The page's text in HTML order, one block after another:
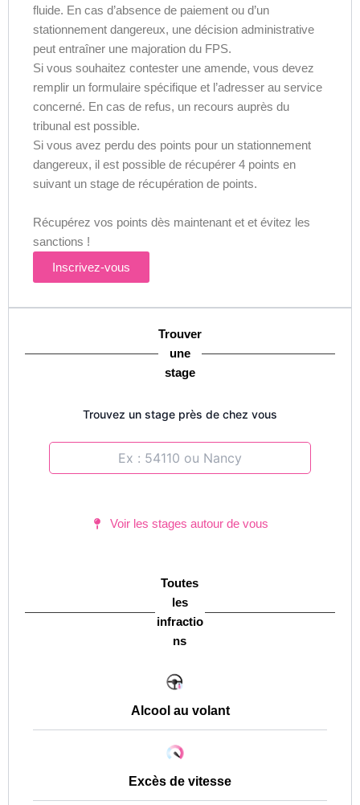
fluide. En cas d’absence de paiement ou d’un
stationnement dangereux, une décision administrative
peut entraîner une majoration du FPS.
Si vous souhaitez contester une amende, vous devez
remplir un formulaire spécifique et l’adresser au service
concerné. En cas de refus, un recours auprès du
tribunal est possible.
Si vous avez perdu des points pour un stationnement
dangereux, il est possible de récupérer 4 points en
suivant un stage de récupération de points.
Récupérez vos points dès maintenant et et évitez les
sanctions !
Inscrivez-vous
Trouver
une
stage
Trouvez un stage près de chez vous
Voir les stages autour de vous
Toutes
les
infractio
ns
Alcool au volant
Excès de vitesse